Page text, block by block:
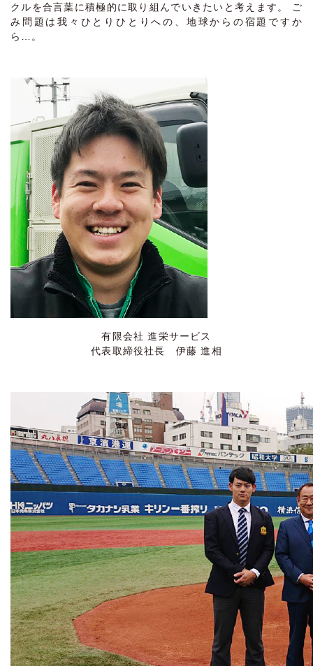
クルを合言葉に積極的に取り組んでいきたいと考えます。
ご
み問題は我々ひとりひとりへの、地球からの宿題ですか
ら…。
有限会社 進栄サービス
代表取締役社長 伊藤 進相